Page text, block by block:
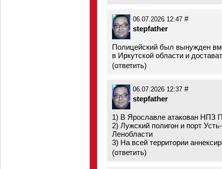
06.07.2026 12:47 #
stepfather
Полицейский был вынужден
в Иркутской области и
(ответить)
06.07.2026 12:37 #
stepfather
1) В Ярославле атакован
2) Лужский полигон и порт
Ленобласти
3) На всей территории
(ответить)